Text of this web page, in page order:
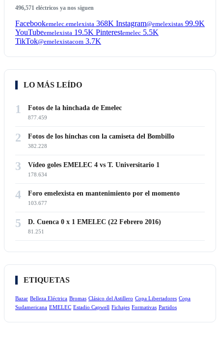
496,571 eléctricos ya nos siguen
Facebookemelec.emelexista 368K Instagram@emelexistas 99.9K
YouTubeemelexista 19.5K Pinterestemelec 5.5K
TikTok@emelexistacom 3.7K
LO MÁS LEÍDO
1 Fotos de la hinchada de Emelec
877.459
2 Fotos de los hinchas con la camiseta del Bombillo
382.228
3 Vídeo goles EMELEC 4 vs T. Universitario 1
178.634
4 Foro emelexista en mantenimiento por el momento
103.677
5 D. Cuenca 0 x 1 EMELEC (22 Febrero 2016)
81.251
ETIQUETAS
Bazar Belleza Eléctrica Bromas Clásico del Astillero Copa Libertadores Copa
Sudamericana EMELEC Estadio Capwell Fichajes Formativas Partidos